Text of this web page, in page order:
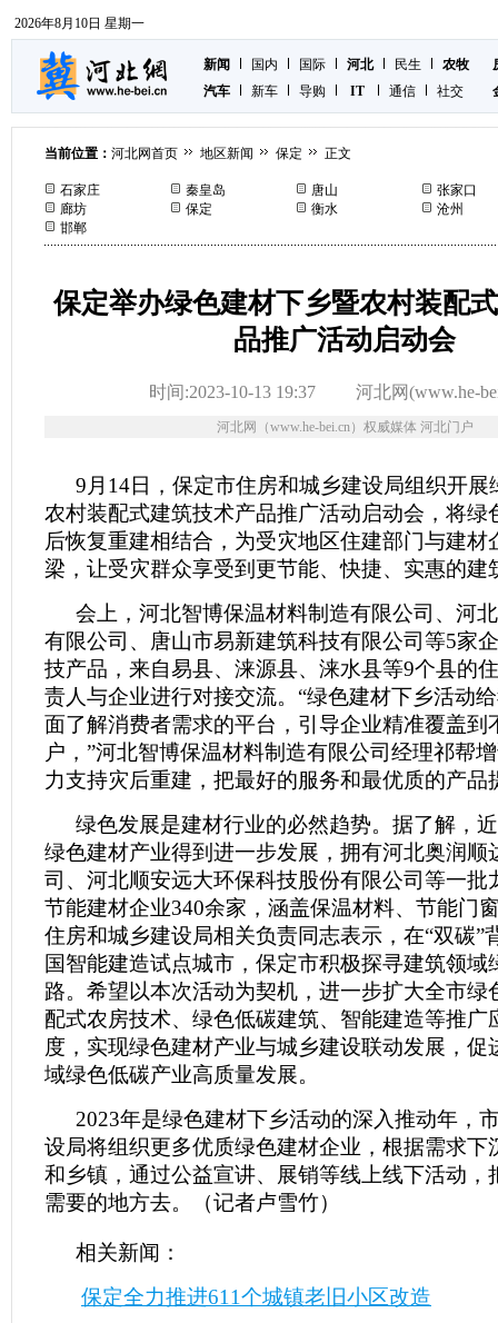
2026年8月10日 星期一
新闻 国内 国际 河北 民生
农牧
汽车
新车 导购 IT 通信 社交
当前位置： 河北网首页 地区新闻 保定 正文
石家庄 秦皇岛 唐山
张家口
廊坊
保定 衡水
沧州
邯郸
保定举办绿色建材下乡暨农村装配
品推广活动启动会
时间:2023-10-13 19:37 河北网(www.he-
河北网（www.he-bei.cn）权威媒体 河北门户
9月14日，保定市住房和城乡建设局组织开展
农村装配式建筑技术产品推广活动启动会，将绿
后恢复重建相结合，为受灾地区住建部门与建材
梁，让受灾群众享受到更节能、快捷、实惠的建
会上，河北智博保温材料制造有限公司、河
有限公司、唐山市易新建筑科技有限公司等5家
技产品，来自易县、涞源县、涞水县等9个县的
责人与企业进行对接交流。“绿色建材下乡活动
面了解消费者需求的平台，引导企业精准覆盖到
户，”河北智博保温材料制造有限公司经理祁帮
力支持灾后重建，把最好的服务和最优质的产品
绿色发展是建材行业的必然趋势。据了解，
绿色建材产业得到进一步发展，拥有河北奥润顺
司、河北顺安远大环保科技股份有限公司等一批
节能建材企业340余家，涵盖保温材料、节能门
住房和城乡建设局相关负责同志表示，在“双碳”
国智能建造试点城市，保定市积极探寻建筑领域
路。希望以本次活动为契机，进一步扩大全市绿
配式农房技术、绿色低碳建筑、智能建造等推广
度，实现绿色建材产业与城乡建设联动发展，促
域绿色低碳产业高质量发展。
2023年是绿色建材下乡活动的深入推动年，
设局将组织更多优质绿色建材企业，根据需求下
和乡镇，通过公益宣讲、展销等线上线下活动，
需要的地方去。（记者卢雪竹）
相关新闻：
保定全力推进611个城镇老旧小区改造